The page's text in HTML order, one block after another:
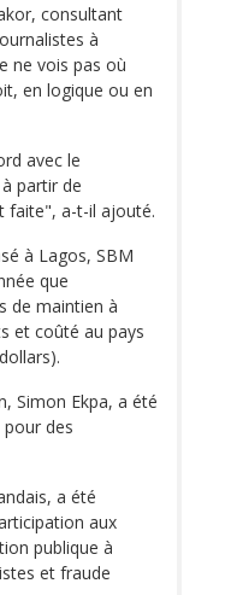
consultant
à
ne vois pas où
en logique ou en
avec le
partir de
faite", a-t-il ajouté.
à Lagos, SBM
que
de maintien à
et coûté au pays
Simon Ekpa, a été
des
a été
aux
publique à
et fraude